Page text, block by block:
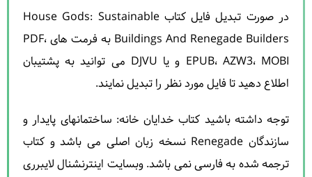
در صورت تبدیل فایل کتاب House Gods: Sustainable
Buildings And Renegade Builders به فرمت های PDF،
EPUB، AZW3، MOBI و یا DJVU می توانید به پشتیبان
اطلاع دهید تا فایل مورد نظر را تبدیل نمایند.
توجه داشته باشید کتاب خدایان خانه: ساختمانهای پایدار و
سازندگان Renegade نسخه زبان اصلی می باشد و کتاب
ترجمه شده به فارسی نمی باشد. وبسایت اینترنشنال لایبرری